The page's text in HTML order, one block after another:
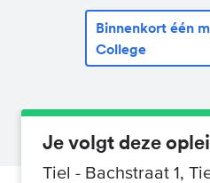
Binnenkort één
College
Je volgt deze
Tiel - Bachstraat 1,